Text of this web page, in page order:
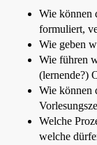
Wie können
formuliert,
Wie geben
Wie führen
(lernende?)
Wie können
Welche
welche